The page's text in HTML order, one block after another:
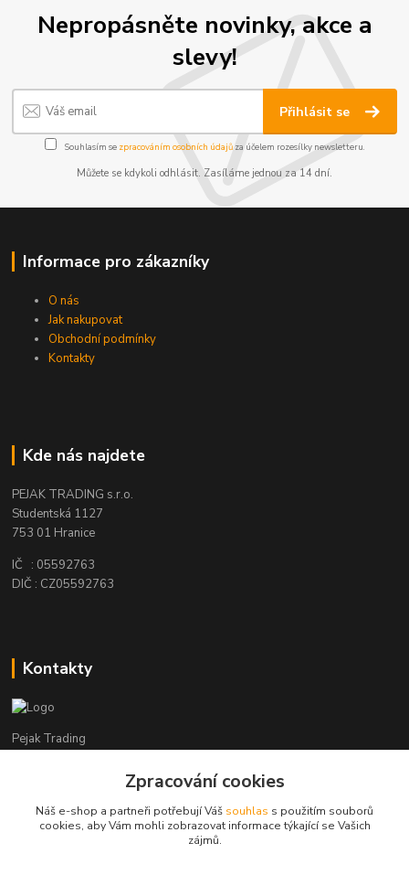
Nepropásněte novinky, akce a
slevy!
Přihlásit se
Souhlasím se zpracováním osobních údajůza účelem rozesílky newsletteru.
Můžete se kdykoli odhlásit. Zasíláme jednou za 14 dní.
Informace pro zákazníky
O nás
Jak nakupovat
Obchodní podmínky
Kontakty
Kde nás najdete
PEJAK TRADING s.r.o.
Studentská 1127
753 01 Hranice
IČ : 05592763
DIČ : CZ05592763
Kontakty
Pejak Trading
+ 420 724 280 132
(Po-Pá, 8-16 hod.)
Zpracování cookies
Náš e-shop a partneři potřebují Váš souhlas s použitím souborů
cookies, aby Vám mohli zobrazovat informace týkající se Vašich
zájmů.